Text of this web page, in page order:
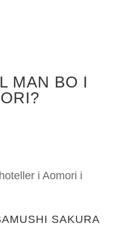
MAN BO I
i Aomori i
SAKURA